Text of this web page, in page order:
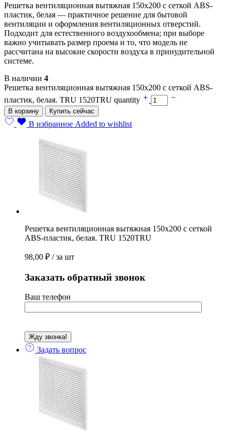
Решетка вентиляционная вытяжная 150х200 с сеткой ABS-
пластик, белая — практичное решение для бытовой
вентиляции и оформления вентиляционных отверстий.
Подходит для естественного воздухообмена; при выборе
важно учитывать размер проема и то, что модель не
рассчитана на высокие скорости воздуха в принудительной
системе.
В наличии 4
Решетка вентиляционная вытяжная 150х200 с сеткой ABS-
пластик, белая. TRU 1520TRU quantity
В корзину Купить сейчас
В избранное Added to wishlist
Решетка вентиляционная вытяжная 150х200 с сеткой
ABS-пластик, белая. TRU 1520TRU
98,00 ₽ / за шт
Заказать обратный звонок
Ваш телефон
Задать вопрос